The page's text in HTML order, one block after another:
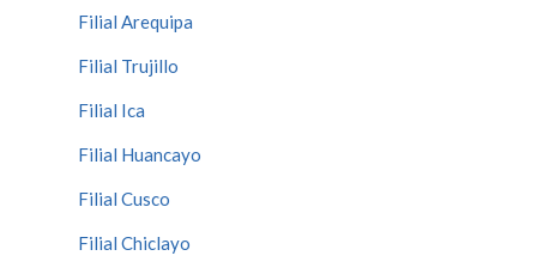
Filial Arequipa
Filial Trujillo
Filial Ica
Filial Huancayo
Filial Cusco
Filial Chiclayo